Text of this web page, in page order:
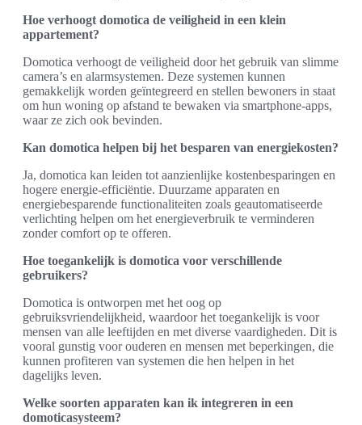
Hoe verhoogt domotica de veiligheid in een klein
appartement?
Domotica verhoogt de veiligheid door het gebruik van slimme
camera’s en alarmsystemen. Deze systemen kunnen
gemakkelijk worden geïntegreerd en stellen bewoners in staat
om hun woning op afstand te bewaken via smartphone-apps,
waar ze zich ook bevinden.
Kan domotica helpen bij het besparen van energiekosten?
Ja, domotica kan leiden tot aanzienlijke kostenbesparingen en
hogere energie-efficiëntie. Duurzame apparaten en
energiebesparende functionaliteiten zoals geautomatiseerde
verlichting helpen om het energieverbruik te verminderen
zonder comfort op te offeren.
Hoe toegankelijk is domotica voor verschillende
gebruikers?
Domotica is ontworpen met het oog op
gebruiksvriendelijkheid, waardoor het toegankelijk is voor
mensen van alle leeftijden en met diverse vaardigheden. Dit is
vooral gunstig voor ouderen en mensen met beperkingen, die
kunnen profiteren van systemen die hen helpen in het
dagelijks leven.
Welke soorten apparaten kan ik integreren in een
domoticasysteem?